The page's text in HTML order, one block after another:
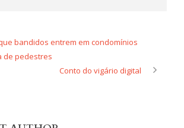
bandidos entrem em condomínios
de pedestres
Conto do vigário digital